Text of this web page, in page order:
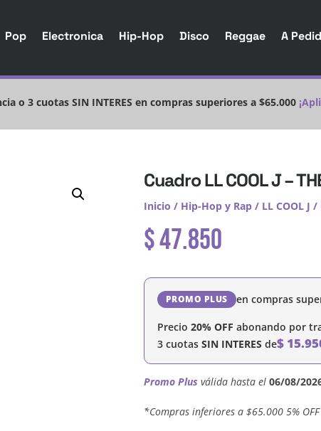
Pop Electronica Hip-Hop Disco Reggae A
o 3 cuotas SIN INTERES en compras superiores a $65.000
Cuadro LL COOL J –
Inicio / Hip-Hop y Rap/ LL COOL J /
$47.850
PROMO PLUS en compras
Precio 20% OFF abonando por
3 cuotas SIN INTERES de$
Promo Plus válida hasta el 06/08/
´*Compras inferiores a $65.000 5%